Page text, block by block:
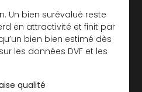
Un bien surévalué reste
en attractivité et finit par
bien bien estimé dès
les données DVF et les
qualité